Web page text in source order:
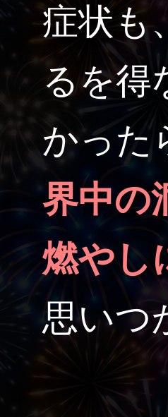
症状も
るを得
かった
界中の
燃やし
思いつ